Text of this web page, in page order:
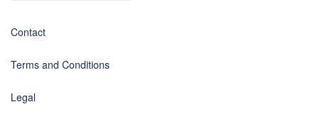
Contact
Terms and Conditions
Legal